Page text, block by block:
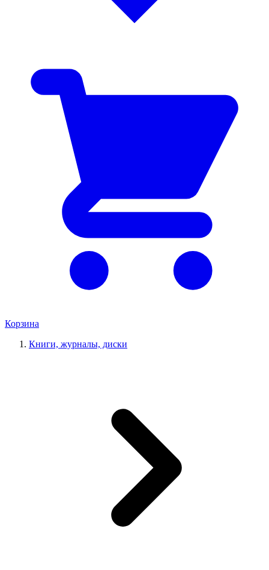
Корзина
Книги, журналы, диски